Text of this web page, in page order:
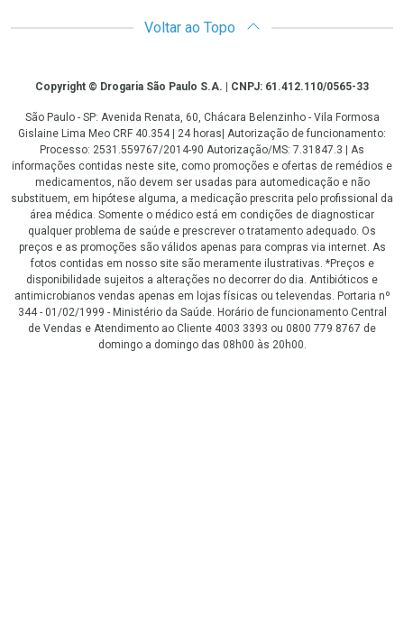
Voltar ao Topo
CopyrightCopyright © Drogaria São Paulo S.A. | CNPJ: 61.412.110/0565-33
São Paulo - SP: Avenida Renata, 60, Chácara Belenzinho - Vila Formosa
Gislaine Lima Meo CRF 40.354 | 24 horas| Autorização de funcionamento:
Processo: 2531.559767/2014-90 Autorização/MS: 7.31847.3 | As
informações contidas neste site, como promoções e ofertas de remédios e
medicamentos, não devem ser usadas para automedicação e não
substituem, em hipótese alguma, a medicação prescrita pelo profissional da
área médica. Somente o médico está em condições de diagnosticar
qualquer problema de saúde e prescrever o tratamento adequado. Os
preços e as promoções são válidos apenas para compras via internet. As
fotos contidas em nosso site são meramente ilustrativas. *Preços e
disponibilidade sujeitos a alterações no decorrer do dia. Antibióticos e
antimicrobianos vendas apenas em lojas físicas ou televendas. Portaria nº
344 - 01/02/1999 - Ministério da Saúde. Horário de funcionamento Central
de Vendas e Atendimento ao Cliente 4003 3393 ou 0800 779 8767 de
domingo a domingo das 08h00 às 20h00.